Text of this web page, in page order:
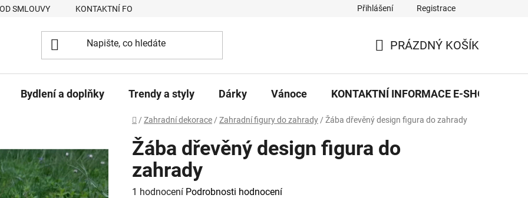
SMLOUVY KONTAKTNÍ FORMULÁŘ eDekor PROVOZOVNA OBCHODNÍ PODMÍNKY
Přihlášení Registrace
KOŠÍK
PRÁZDNÝ KOŠÍK
Bydlení a doplňky Trendy a styly Dárky Vánoce KONTAKTNÍ INFORMACE E-SHOPU
Domů
/ Zahradní dekorace / Zahradní figury do zahrady / Žába dřevěný design figura do zahrady
Žába dřevěný design figura do
zahrady
Průměrné
1 hodnocení Podrobnosti hodnocení